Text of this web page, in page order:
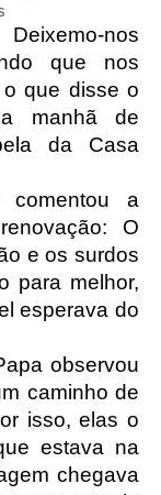
nos
que nos
que disse o
manhã de
da Casa
a
O
e os surdos
para melhor,
esperava do
observou
caminho de
isso, elas o
estava na
chegava